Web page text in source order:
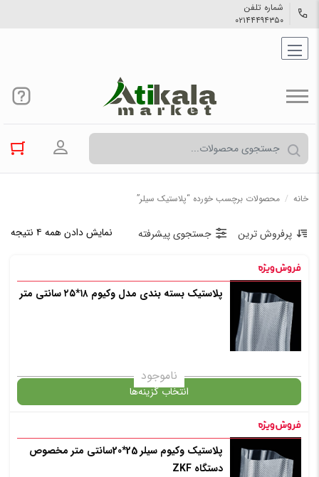
شماره تلفن
۰۲۱۴۴۴۹۴۳۵۰
ورود به
خانه / محصولات برچسب خورده “پلاستیک سیلر”
نمایش دادن همه ۴ نتیجه پرفروش ترین جستجوی پیشرفته
پلاستیک بسته بندی مدل وکیوم ۱۸*۲۵ سانتی متر
ناموجود
انتخاب گزینه‌ها
گارانتی
پلاستیک وکیوم سیلر 25*20سانتی متر مخصوص
دستگاه ZKF